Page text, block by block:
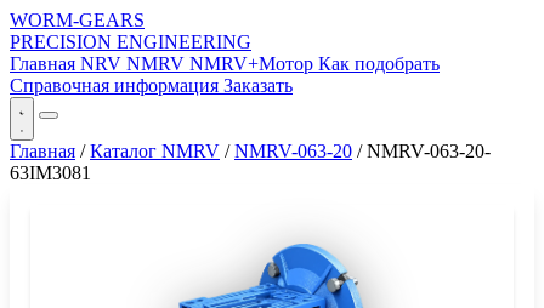
WORM-GEARS
PRECISION ENGINEERING
Главная NRV NMRV NMRV+Мотор Как подобрать
Справочная информация Заказать
Главная / Каталог NMRV / NMRV-063-20 / NMRV-063-20-
63IM3081